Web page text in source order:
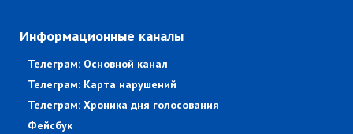
Информационные каналы
Телеграм: Основной канал
Телеграм: Карта нарушений
Телеграм: Хроника дня голосования
Фейсбук